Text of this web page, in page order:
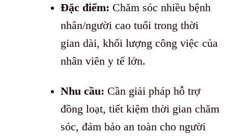
Đặc điểm: Chăm sóc nhiều bệnh
nhân/người cao tuổi trong thời
gian dài, khối lượng công việc của
nhân viên y tế lớn.
Nhu cầu: Cần giải pháp hỗ trợ
đồng loạt, tiết kiệm thời gian chăm
sóc, đảm bảo an toàn cho người